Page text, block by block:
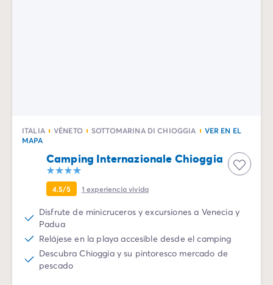
ITALIA VÉNETO SOTTOMARINA DI CHIOGGIA
VER EN EL
MAPA
Camping Internazionale Chioggia
4.5/5 1experiencia vivida
Disfrute de minicruceros y excursiones a Venecia y
Padua
Relájese en la playa accesible desde el camping
Descubra Chioggia y su pintoresco mercado de
pescado